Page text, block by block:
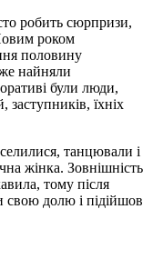
робить сюрпризи,
роком
половину
найняли
були люди,
заступників, їхніх
танцювали і
жінка. Зовнішність
тому після
свою долю і підійшов